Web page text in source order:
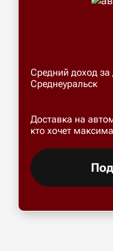
Средний доход за
Среднеуральск
Доставка на
кто хочет